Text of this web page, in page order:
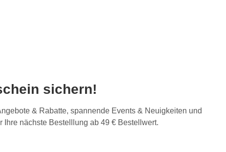
sichern!
& Rabatte, spannende Events & Neuigkeiten und
Ihre nächste Bestelllung ab 49 € Bestellwert.